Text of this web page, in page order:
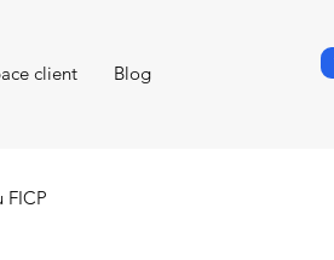
client Blog
FICP